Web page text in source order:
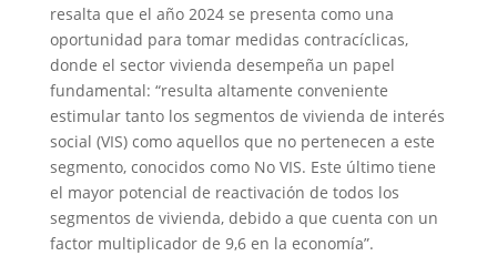
resalta que el año 2024 se presenta como una
oportunidad para tomar medidas contracíclicas,
donde el sector vivienda desempeña un papel
fundamental: “resulta altamente conveniente
estimular tanto los segmentos de vivienda de interés
social (VIS) como aquellos que no pertenecen a este
segmento, conocidos como No VIS. Este último tiene
el mayor potencial de reactivación de todos los
segmentos de vivienda, debido a que cuenta con un
factor multiplicador de 9,6 en la economía”.